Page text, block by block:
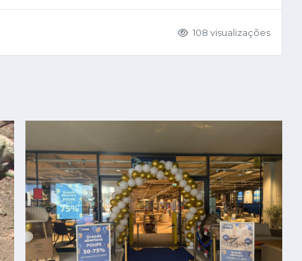
108 visualizações